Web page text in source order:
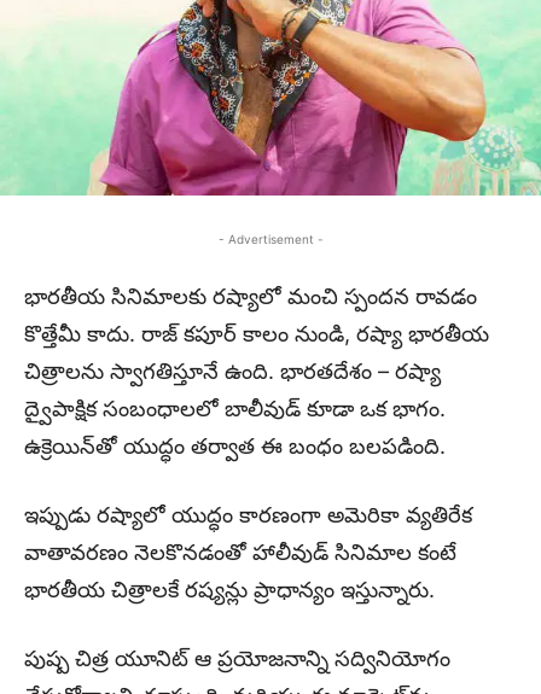
- Advertisement -
భారతీయ సినిమాలకు రష్యాలో మంచి స్పందన రావడం
కొత్తేమీ కాదు. రాజ్ కపూర్ కాలం నుండి, రష్యా భారతీయ
చిత్రాలను స్వాగతిస్తూనే ఉంది. భారతదేశం – రష్యా
ద్వైపాక్షిక సంబంధాలలో బాలీవుడ్ కూడా ఒక భాగం.
ఉక్రెయిన్‌తో యుద్ధం తర్వాత ఈ బంధం బలపడింది.
ఇప్పుడు రష్యాలో యుద్ధం కారణంగా అమెరికా వ్యతిరేక
వాతావరణం నెలకొనడంతో హాలీవుడ్ సినిమాల కంటే
భారతీయ చిత్రాలకే రష్యన్లు ప్రాధాన్యం ఇస్తున్నారు.
పుష్ప చిత్ర యూనిట్ ఆ ప్రయోజనాన్ని సద్వినియోగం